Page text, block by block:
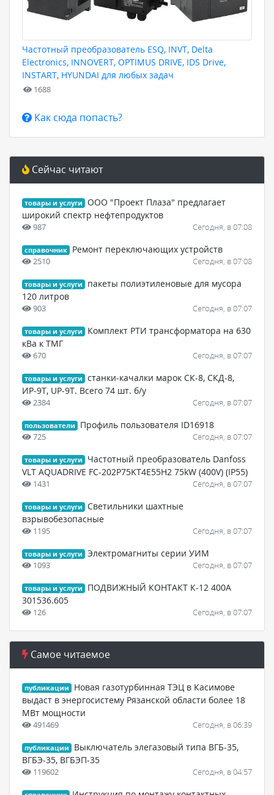
Частотный преобразователь ESQ, INVT, Delta
Electronics, INNOVERT, OPTIMUS DRIVE, IDS Drive,
INSTART, HYUNDAI для любых задач
1688
Как сюда попасть?
Сейчас читают
товары и услуги
ООО "Проект Плаза" предлагает
широкий спектр нефтепродуктов
987 Сегодня, в 07:08
справочник Ремонт переключающих устройств
2510 Сегодня, в 07:08
товары и услуги
пакеты полиэтиленовые для мусора
120 литров
903 Сегодня, в 07:07
товары и услуги
Комплект РТИ трансформатора на 630
кВа к ТМГ
670 Сегодня, в 07:07
товары и услуги
станки-качалки марок СК-8, СКД-8,
ИР-9Т, UP-9T. Всего 74 шт. б/у
2384 Сегодня, в 07:07
пользователи Профиль пользователя ID16918
725 Сегодня, в 07:07
товары и услуги
Частотный преобразователь Danfoss
VLT AQUADRIVE FC-202P75KT4E55H2 75kW (400V) (IP55)
1431 Сегодня, в 07:07
товары и услуги
Светильники шахтные
взрывобезопасные
1195 Сегодня, в 07:07
товары и услуги Электромагниты серии УИМ
1093 Сегодня, в 07:07
товары и услуги
ПОДВИЖНЫЙ КОНТАКТ К-12 400А
301536.605
126 Сегодня, в 07:07
Самое читаемое
публикации
Новая газотурбинная ТЭЦ в Касимове
выдаст в энергосистему Рязанской области более 18
МВт мощности
491469 Сегодня, в 06:39
публикации
Выключатель элегазовый типа ВГБ-35,
ВГБЭ-35, ВГБЭП-35
119602 Сегодня, в 04:57